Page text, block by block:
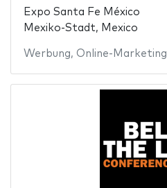
Expo Santa Fe México
Mexiko-Stadt, Mexico
Werbung, Online-Marketing